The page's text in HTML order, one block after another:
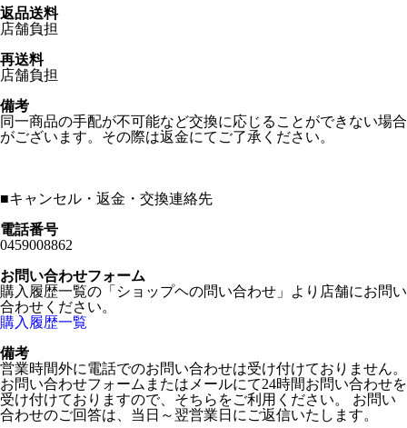
返品送料
店舗負担
再送料
店舗負担
備考
同一商品の手配が不可能など交換に応じることができない場合
がございます。その際は返金にてご了承ください。
■キャンセル・返金・交換連絡先
電話番号
0459008862
お問い合わせフォーム
購入履歴一覧の「ショップヘの問い合わせ」より店舗にお問い
合わせください。
購入履歴一覧
備考
営業時間外に電話でのお問い合わせは受け付けておりません。
お問い合わせフォームまたはメールにて24時間お問い合わせを
受け付けておりますので、そちらをご利用ください。 お問い
合わせのご回答は、当日～翌営業日にご返信いたします。